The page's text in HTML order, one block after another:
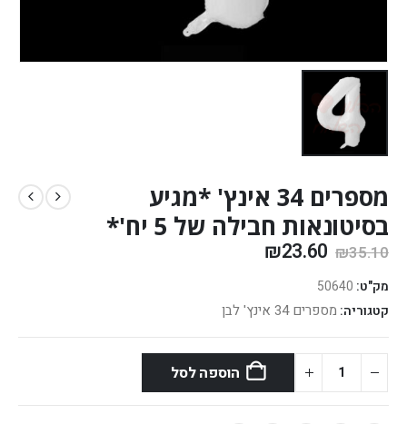
מספרים 34 אינץ' *מגיע
בסיטונאות חבילה של 5 יח'*
₪35.10
₪23.60
מק"ט: 50640
קטגוריה: מספרים 34 אינץ' לבן
הוספה לסל